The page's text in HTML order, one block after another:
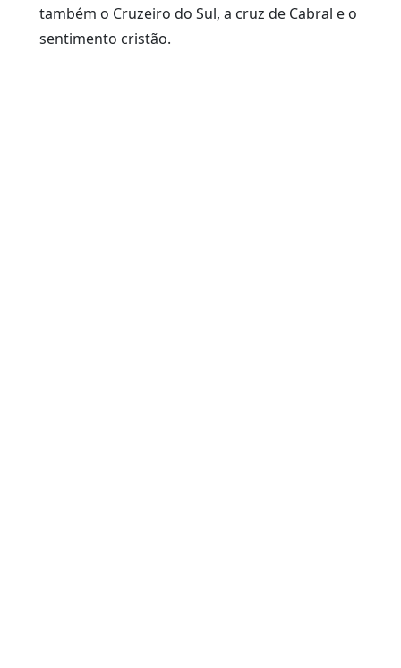
também o Cruzeiro do Sul, a cruz de Cabral e o
sentimento cristão.